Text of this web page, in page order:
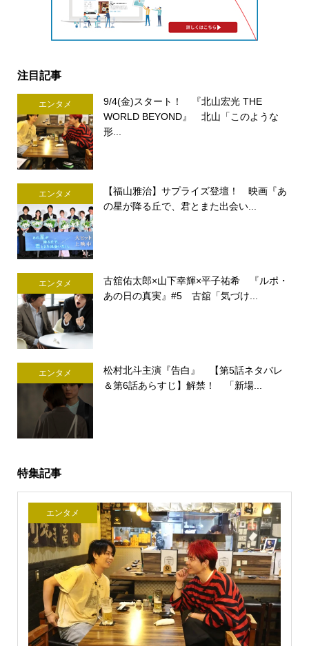
注目記事
エンタメ
9/4(金)スタート！ 『北山宏光 THE
WORLD BEYOND』 北山「このような
形...
エンタメ
【福山雅治】サプライズ登壇！ 映画『あ
の星が降る丘で、君とまた出会い...
エンタメ
古舘佑太郎×山下幸輝×平子祐希 『ルポ・
あの日の真実』#5 古舘「気づけ...
エンタメ
松村北斗主演『告白』 【第5話ネタバレ
＆第6話あらすじ】解禁！ 「新場...
特集記事
エンタメ